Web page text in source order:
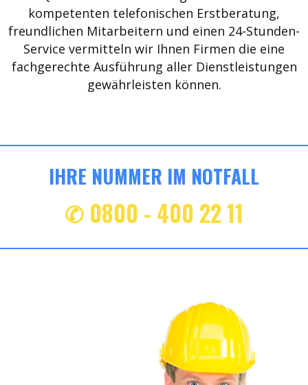
kompetenten telefonischen Erstberatung,
freundlichen Mitarbeitern und einen 24-Stunden-
Service vermitteln wir Ihnen Firmen die eine
fachgerechte Ausführung aller Dienstleistungen
gewährleisten können.
IHRE NUMMER IM NOTFALL
✆ 0800 - 400 22 11